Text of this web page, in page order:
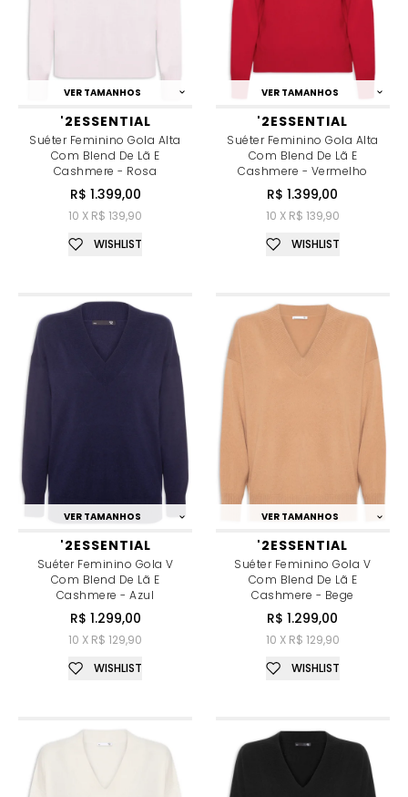
VER TAMANHOS
'2ESSENTIAL
Suéter Feminino Gola Alta
Com Blend De Lã E
Cashmere - Rosa
R$ 1.399,00
10 X R$ 139,90
WISHLIST
VER TAMANHOS
'2ESSENTIAL
Suéter Feminino Gola Alta
Com Blend De Lã E
Cashmere - Vermelho
R$ 1.399,00
10 X R$ 139,90
WISHLIST
VER TAMANHOS
'2ESSENTIAL
Suéter Feminino Gola V
Com Blend De Lã E
Cashmere - Azul
R$ 1.299,00
10 X R$ 129,90
WISHLIST
VER TAMANHOS
'2ESSENTIAL
Suéter Feminino Gola V
Com Blend De Lã E
Cashmere - Bege
R$ 1.299,00
10 X R$ 129,90
WISHLIST